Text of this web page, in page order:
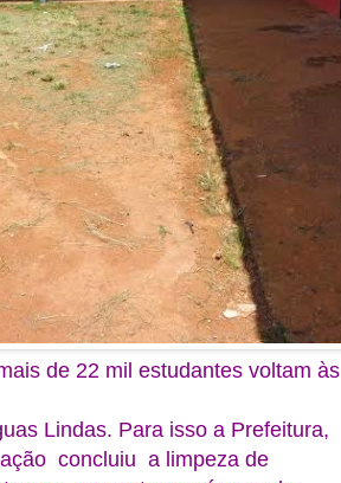
de 22 mil estudantes voltam às
Lindas. Para isso a Prefeitura,
concluiu a limpeza de